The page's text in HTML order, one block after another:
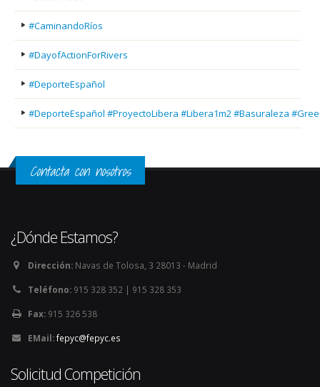
#CaminandoRíos
#DayofActionForRivers
#DeporteEspañol
#DeporteEspañol #ProyectoLibera #Libera1m2 #Basuraleza
Contacta con nosotros
¿Dónde Estamos?
Dirección: Navas de Tolosa, 3 28013 - Madrid
Teléfono: 915 328 352 | 915 328 353
Fax: 915 326 538
EMail:fepyc@fepyc.es
Solicitud Competición